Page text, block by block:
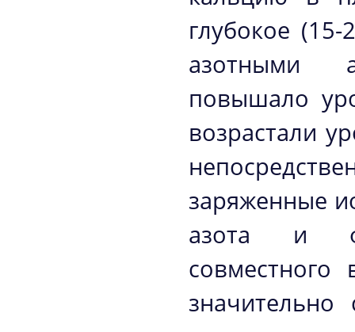
глубокое
азотными
повышало
возрастали
заряженные
азота и